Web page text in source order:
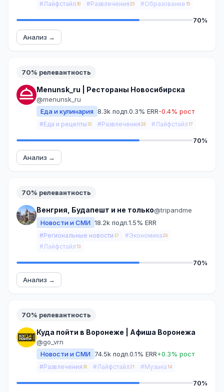
#Лайфстайл 30 #Развлечения 25 #Образование 15
70%
Анализ →
70% релевантность
Menunsk_ru | Рестораны Новосибирска
@menunsk_ru
Еда и кулинария 8.3k подп.0.3% ERR-0.4% рост
#Еда и рецепты 33 #Развлечения 28 #Лайфстайл 17
70%
Анализ →
70% релевантность
Венгрия, Будапешт и не только@tripandme
Новости и СМИ 18.2k подп.1.5% ERR
#Региональные новости 47 #Экономика 20
#Лайфстайл 13
70%
Анализ →
70% релевантность
Куда пойти в Воронеже | Афиша Воронежа
@go_vrn
Новости и СМИ
74.5k подп.0.1% ERR+0.3% рост
#Развлечения 36 #Лайфстайл 21 #Музыка 14
70%